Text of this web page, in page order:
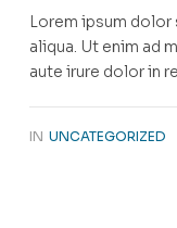
Lorem ipsum
aliqua. Ut enim ad
aute irure dolor in
IN UNCATEGORIZED